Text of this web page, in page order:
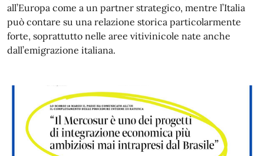
all’Europa come a un partner strategico, mentre l’Italia
può contare su una relazione storica particolarmente
forte, soprattutto nelle aree vitivinicole nate anche
dall’emigrazione italiana.